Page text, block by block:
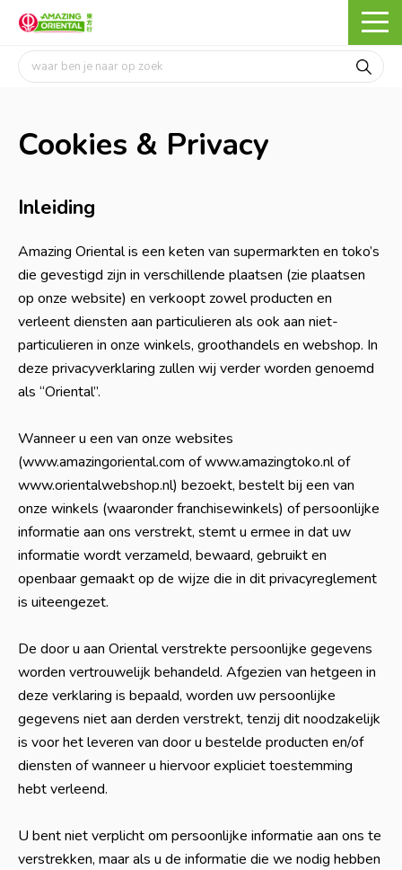
Cookies & Privacy
Inleiding
Amazing Oriental is een keten van supermarkten en toko’s
die gevestigd zijn in verschillende plaatsen (zie plaatsen
op onze website) en verkoopt zowel producten en
verleent diensten aan particulieren als ook aan niet-
particulieren in onze winkels, groothandels en webshop. In
deze privacyverklaring zullen wij verder worden genoemd
als “Oriental”.
Wanneer u een van onze websites
(www.amazingoriental.com of www.amazingtoko.nl of
www.orientalwebshop.nl) bezoekt, bestelt bij een van
onze winkels (waaronder franchisewinkels) of persoonlijke
informatie aan ons verstrekt, stemt u ermee in dat uw
informatie wordt verzameld, bewaard, gebruikt en
openbaar gemaakt op de wijze die in dit privacyreglement
is uiteengezet.
De door u aan Oriental verstrekte persoonlijke gegevens
worden vertrouwelijk behandeld. Afgezien van hetgeen in
deze verklaring is bepaald, worden uw persoonlijke
gegevens niet aan derden verstrekt, tenzij dit noodzakelijk
is voor het leveren van door u bestelde producten en/of
diensten of wanneer u hiervoor expliciet toestemming
hebt verleend.
U bent niet verplicht om persoonlijke informatie aan ons te
verstrekken, maar als u de informatie die we nodig hebben